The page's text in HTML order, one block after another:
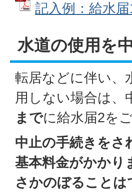
記入例：給水
水道の使用を
転居などに伴い、
用しない場合は、
までに給水届2を
中止の手続きをさ
基本料金がかかり
さかのぼることは